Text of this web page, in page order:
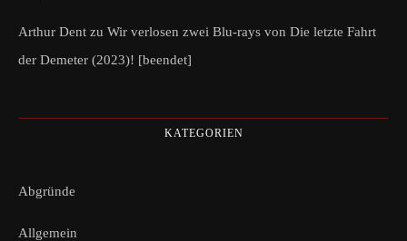
Arthur Dent zu Wir verlosen zwei Blu-rays von Die letzte Fahrt
der Demeter (2023)! [beendet]
KATEGORIEN
Abgründe
Allgemein